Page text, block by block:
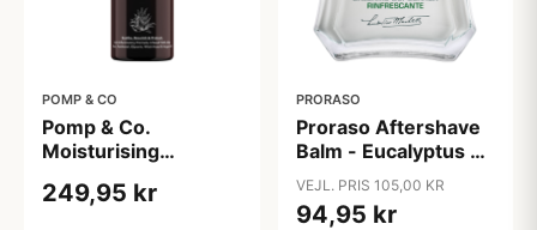
POMP & CO
Pomp & Co.
Moisturising
Normal (100 ml)
249,95 kr
PRORASO
Proraso Aftershave
Balm - Eucalyptus Oil
og Menthol (100 ml)
VEJL. PRIS 105,00 KR
94,95 kr